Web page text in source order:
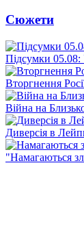
Сюжети
Підсумки 05.08:
Вторгнення
Війна на
Диверсія в
"Намагаються